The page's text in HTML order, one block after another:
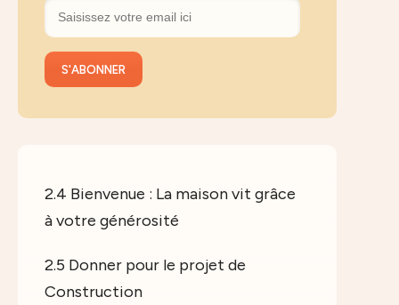
2.4 Bienvenue : La maison vit grâce
à votre générosité
2.5 Donner pour le projet de
Construction